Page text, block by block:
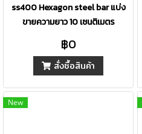
ss400 Hexagon steel bar แบ่ง
ขายความยาว 10 เซนติเมตร
฿0
สั่งซื้อสินค้า
New